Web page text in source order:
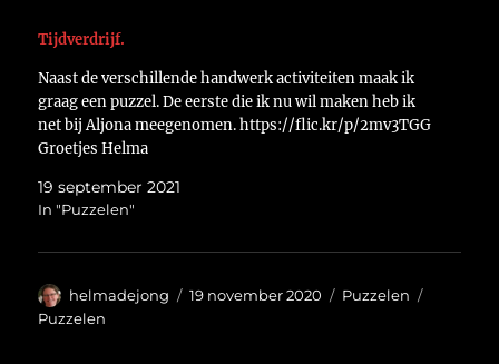
Tijdverdrijf.
Naast de verschillende handwerk activiteiten maak ik
graag een puzzel. De eerste die ik nu wil maken heb ik
net bij Aljona meegenomen. https://flic.kr/p/2mv3TGG
Groetjes Helma
19 september 2021
In "Puzzelen"
Auteur
helmadejong
Geplaatst
19 november 2020 Categorieën
Puzzelen
Puzzelen